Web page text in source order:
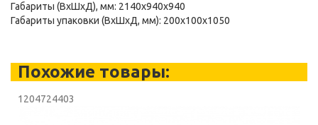
Габариты (ВxШxД), мм: 2140x940x940
Габариты упаковки (ВxШxД, мм): 200x100x1050
Похожие товары:
1204724403